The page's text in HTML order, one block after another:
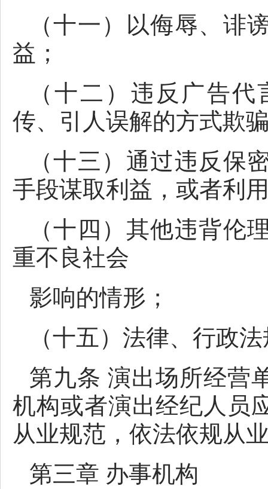
（十一）以侮辱、诽
益；
（十二）违反广告
传、引人误解的方式欺
（十三）通过违反保
手段谋取利益，或者利
（十四）其他违背伦
重不良社会
影响的情形；
（十五）法律、行政
第九条 演出场所经营
机构或者演出经纪人员
从业规范，依法依规从
第三章 办事机构